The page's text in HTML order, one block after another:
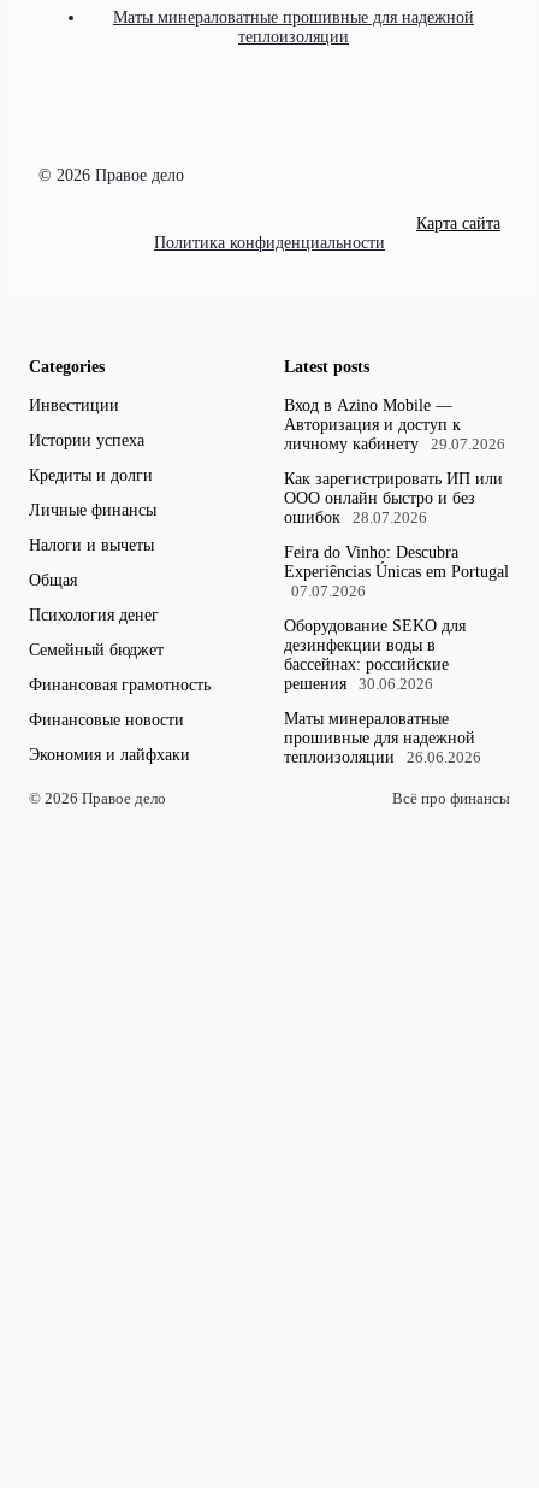
Маты минераловатные прошивные для надежной
теплоизоляции
© 2026 Правое дело
Карта сайта
Политика конфиденциальности
Categories
Инвестиции
Истории успеха
Кредиты и долги
Личные финансы
Налоги и вычеты
Общая
Психология денег
Семейный бюджет
Финансовая грамотность
Финансовые новости
Экономия и лайфхаки
Latest posts
Вход в Azino Mobile —
Авторизация и доступ к
личному кабинету
29.07.2026
Как зарегистрировать ИП или
ООО онлайн быстро и без
ошибок
28.07.2026
Feira do Vinho: Descubra
Experiências Únicas em Portugal
07.07.2026
Оборудование SEKO для
дезинфекции воды в
бассейнах: российские
решения
30.06.2026
Маты минераловатные
прошивные для надежной
теплоизоляции
26.06.2026
© 2026 Правое дело Всё про финансы